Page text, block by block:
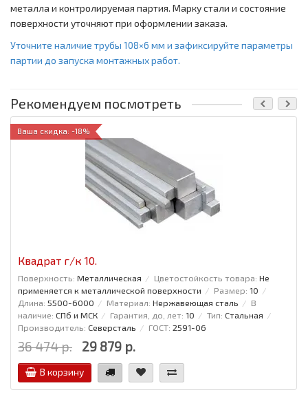
металла и контролируемая партия. Марку стали и состояние
поверхности уточняют при оформлении заказа.
Уточните наличие трубы 108×6 мм и зафиксируйте параметры
партии до запуска монтажных работ.
Рекомендуем посмотреть
Ваша скидка: -18%
Квадрат г/к 10.
Поверхность: Металлическая Цветостойкость товара: Не
применяется к металлической поверхности
Размер: 10
Длина: 5500-6000 Материал: Нержавеющая сталь
В
наличие: СПб и МСК Гарантия, до, лет: 10 Тип: Стальная
Производитель: Северсталь ГОСТ: 2591-06
36 474 р. 29 879 р.
В корзину